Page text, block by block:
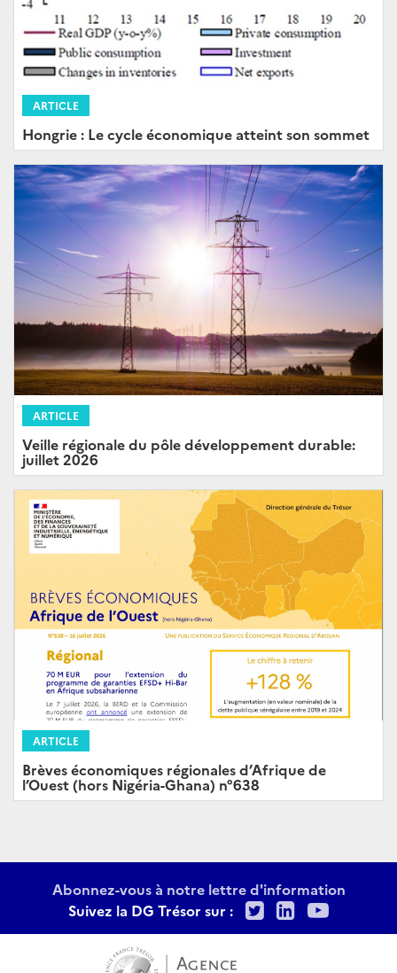
ARTICLE
Hongrie : Le cycle économique atteint son sommet
ARTICLE
Veille régionale du pôle développement durable:
juillet 2026
ARTICLE
Brèves économiques régionales d’Afrique de
l’Ouest (hors Nigéria-Ghana) n°638
Abonnez-vous à notre lettre d'information
Suivez la DG Trésor sur :
TwitterLinkedIn